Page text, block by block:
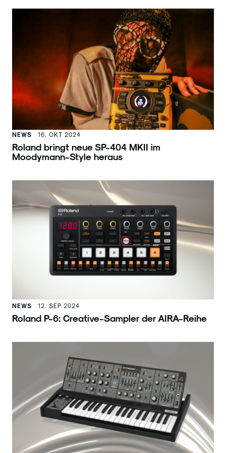
NEWS 16. OKT 2024
Roland bringt neue SP-404 MKII im
Moodymann-Style heraus
NEWS 12. SEP 2024
Roland P-6: Creative-Sampler der AIRA-Reihe